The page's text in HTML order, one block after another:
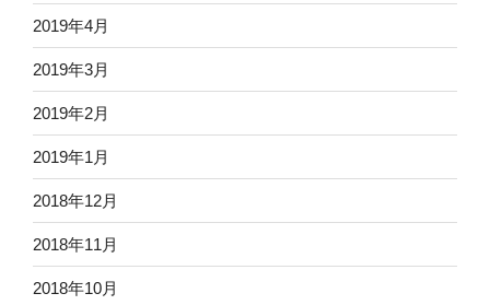
2019年4月
2019年3月
2019年2月
2019年1月
2018年12月
2018年11月
2018年10月